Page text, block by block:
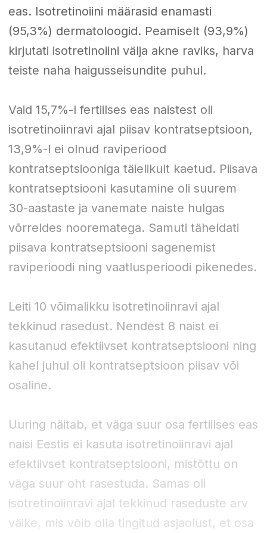
eas. Isotretinoiini määrasid enamasti
(95,3%) dermatoloogid. Peamiselt (93,9%)
kirjutati isotretinoiini välja akne raviks, harva
teiste naha haigusseisundite puhul.
Vaid 15,7%-l fertiilses eas naistest oli
isotretinoiinravi ajal piisav kontratseptsioon,
13,9%-l ei olnud raviperiood
kontratseptsiooniga täielikult kaetud. Piisava
kontratseptsiooni kasutamine oli suurem
30-aastaste ja vanemate naiste hulgas
võrreldes noorematega. Samuti täheldati
piisava kontratseptsiooni sagenemist
raviperioodi ning vaatlusperioodi pikenedes.
Leiti 10 võimalikku isotretinoiinravi ajal
tekkinud rasedust. Nendest 8 naist ei
kasutanud efektiivset kontratseptsiooni ning
kahel juhul oli kontratseptsioon piisav või
osaline.
Uuring näitab, et väga suur osa fertiilses eas
naisi Eestis ei kasuta isotretinoiinravi ajal
efektiivset kontratseptsiooni, mistõttu on
väga suur oht rasestuda. Samas oli
isotretinoiinravi ajal tekkinud raseduste arv
väike, mis võib olla tingitud asjaolust, et osa